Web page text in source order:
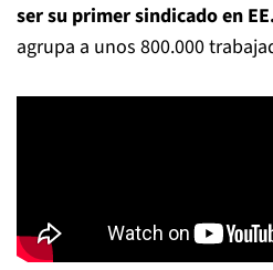
ser su primer sindicado en
agrupa a unos 800.000